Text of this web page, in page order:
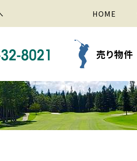
HOME
売り物件